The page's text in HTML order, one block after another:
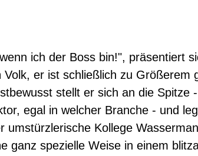
ich der Boss bin!", präsentiert
er ist schließlich zu Größerem
stellt er sich an die Spitze -
egal in welcher Branche - und
umstürzlerische Kollege
ganz spezielle Weise in einem